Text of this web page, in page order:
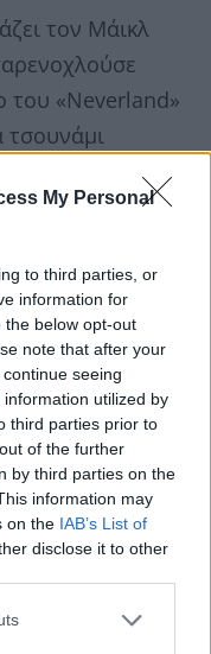
My Personal
to third parties, or
information for
the below opt-out
note that after your
seeing
utilized by
third parties prior to
of the further
by third parties on the
information may
on the IAB’s List of
disclose it to other
τον Μάικλ
του «Neverland»
τσουνάμι
τον κόσμο που
του
όπως ο
κάθε
από τις
και δεν μπορεί
Το σπουδαίο
εδώ
των